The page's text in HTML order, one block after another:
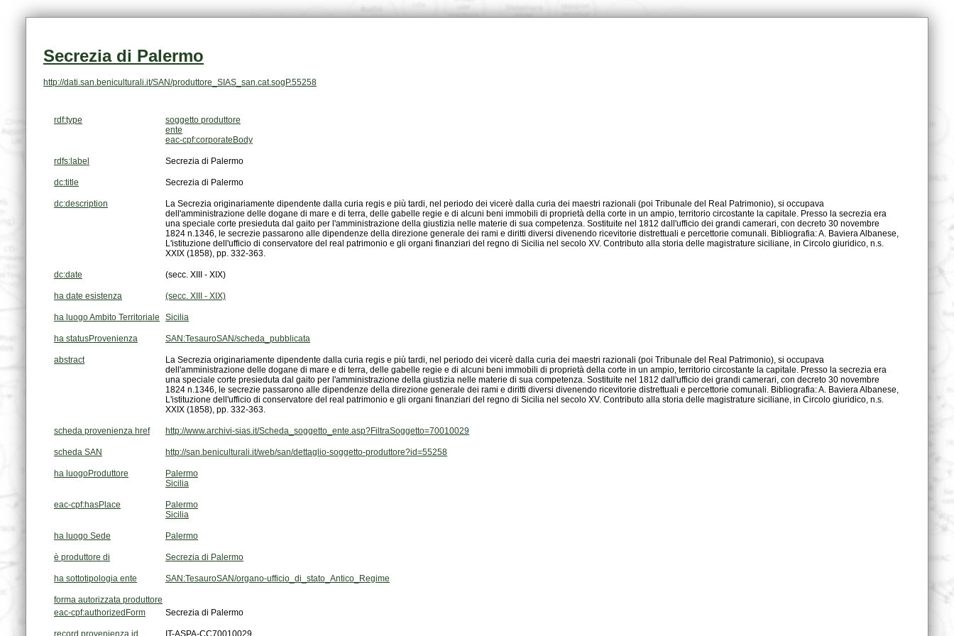
Secrezia di Palermo
http://dati.san.beniculturali.it/SAN/produttore_SIAS_san.cat.sogP.55258
rdf:type
soggetto produttore
ente
eac-cpf:corporateBody
rdfs:label Secrezia di Palermo
dc:title Secrezia di Palermo
dc:description
XXIX (1858), pp. 332-363.
dc:date (secc. XIII - XIX)
ha date esistenza (secc. XIII - XIX)
ha luogo Ambito Territoriale Sicilia
ha statusProvenienza SAN:TesauroSAN/scheda_pubblicata
abstract
XXIX (1858), pp. 332-363.
scheda provenienza href http://www.archivi-sias.it/Scheda_soggetto_ente.asp?FiltraSoggetto=70010029
scheda SAN http://san.beniculturali.it/web/san/dettaglio-soggetto-produttore?id=55258
ha luogoProduttore
Palermo
Sicilia
eac-cpf:hasPlace
Palermo
Sicilia
ha luogo Sede Palermo
è produttore di Secrezia di Palermo
ha sottotipologia ente SAN:TesauroSAN/organo-ufficio_di_stato_Antico_Regime
forma autorizzata produttore
eac-cpf:authorizedForm
Secrezia di Palermo
record provenienza id IT-ASPA-CC70010029